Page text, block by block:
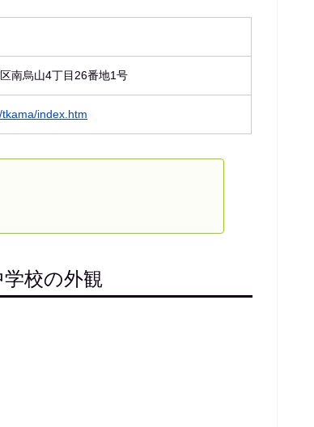
南烏山4丁目26番地1号
index.htm
校の外観